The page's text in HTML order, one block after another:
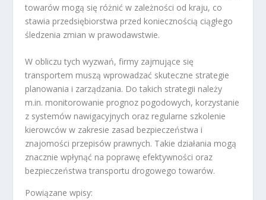
towarów mogą się różnić w zależności od kraju, co
stawia przedsiębiorstwa przed koniecznością ciągłego
śledzenia zmian w prawodawstwie.
W obliczu tych wyzwań, firmy zajmujące się
transportem muszą wprowadzać skuteczne strategie
planowania i zarządzania. Do takich strategii należy
m.in. monitorowanie prognoz pogodowych, korzystanie
z systemów nawigacyjnych oraz regularne szkolenie
kierowców w zakresie zasad bezpieczeństwa i
znajomości przepisów prawnych. Takie działania mogą
znacznie wpłynąć na poprawę efektywności oraz
bezpieczeństwa transportu drogowego towarów.
Powiązane wpisy: